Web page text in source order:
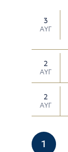
3
ΑΥΓ
2
ΑΥΓ
2
ΑΥΓ
1